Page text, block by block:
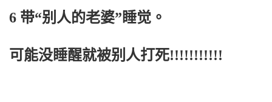
6 带“别人的老婆”睡觉。
可能没睡醒就被别人打死!!!!!!!!!!!